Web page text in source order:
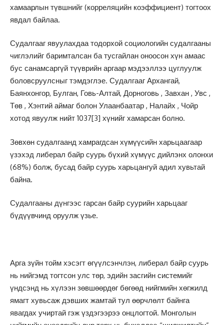
хамаарлын түвшнийг (корреляцийн коэффициент) тогтоох
явдал байлаа.
Судалгааг явуулахдаа тодорхой социологийн судалгааны
чиглэлийг баримталсан ба тусгайлан оноосон хүн амаас
бус санамсаргүй түүврийн аргаар мэдээллээ цуглуулж
боловсруулсныг тэмдэглэе. Судалгааг Архангай,
Баянхонгор, Булган, Говь-Алтай, Дорноговь , Завхан , Увс ,
Төв , Хэнтий аймаг болон Улаанбаатар , Налайх , Чойр
хотод явуулж нийт 1037[3] хүнийг хамарсан болно.
Зөвхөн судалгаанд хамрагдсан хүмүүсийн харьцаагаар
үзэхэд либерал байр суурь бүхий хүмүүс дийлэнх олонхи
(68%) болж, бусад байр суурь харьцангуй адил хувьтай
байна.
Судалгааны дүнгээс гарсан байр суурийн харьцааг
бүдүүвчинд оруулж үзье.
Арга зүйн тойм хэсэгт өгүүлсэнчлэн, либерал байр суурь
нь нийгэмд тогтсон улс төр, эдийн засгийн системийг
үндсэнд нь хүлээн зөвшөөрдөг бөгөөд нийгмийн хөгжилд
ямагт хувьсаж дэвших жамтай тул өөрчлөлт байнга
явагдах учиртай гэж үздэгээрээ онцлогтой. Монголын